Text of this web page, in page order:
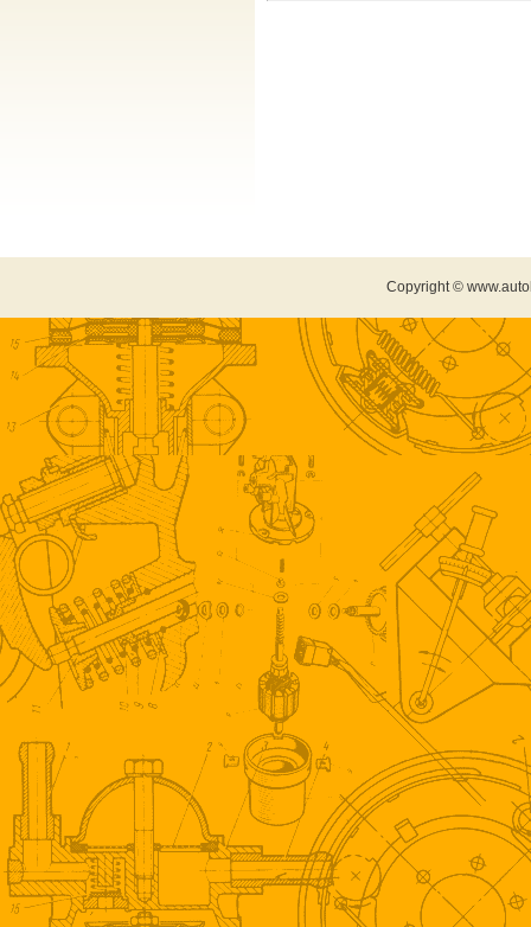
Copyright ©